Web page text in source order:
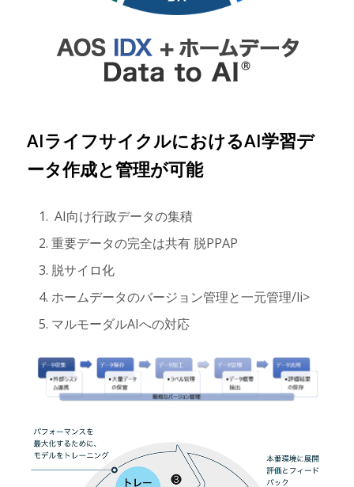
AIライフサイクルにおけるAI学習デ
ータ作成と管理が可能
AI向け行政データの集積
重要データの完全は共有 脱PPAP
脱サイロ化
ホームデータのバージョン管理と一元管理/li>
マルモーダルAIへの対応